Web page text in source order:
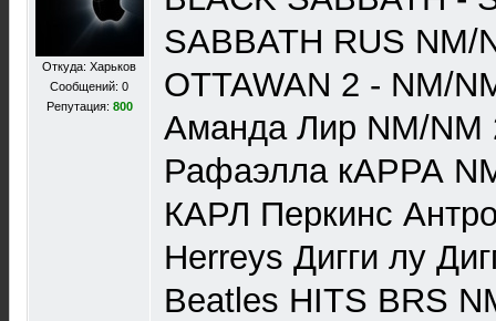
Откуда: Харьков
Сообщений: 0
Репутация: 800
SABBATH RUS NM/
OTTAWAN 2 - NM/
Аманда Лир NM/NM
Рафаэлла кАРРА
КАРЛ Перкинс
Herreys Дигги лу
Beatles HITS BRS